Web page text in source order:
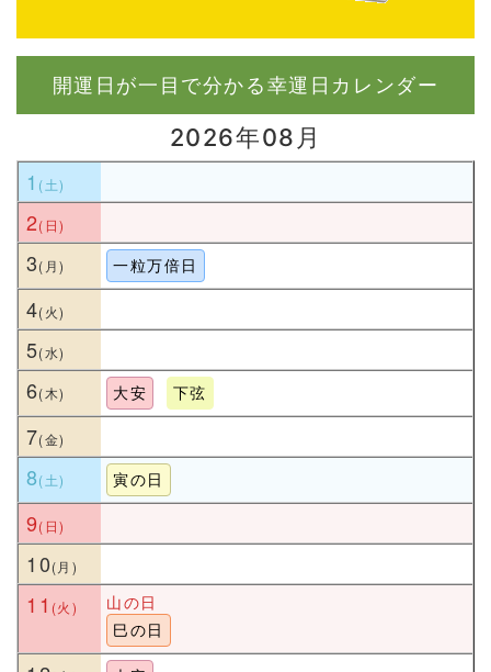
開運日が一目で分かる幸運日カレンダー
2026年08月
1
2
3
一粒万倍日
4
5
6
大安 下弦
7
8
寅の日
9
10
11
山の日
巳の日